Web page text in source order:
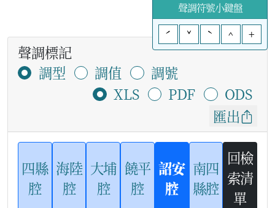
聲調符號小鍵盤
ˊ
ˇ ˋ ^ +
聲調標記
調型
調值
調號
XLS
PDF
ODS
匯出
四縣
腔
海陸
腔
大埔
腔
饒平
腔
詔安
腔
南四
縣腔
回檢
索清
單